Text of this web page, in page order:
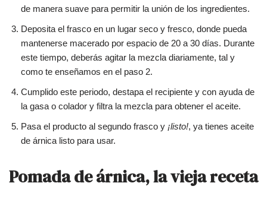
de manera suave para permitir la unión de los ingredientes.
Deposita el frasco en un lugar seco y fresco, donde pueda
mantenerse macerado por espacio de 20 a 30 días. Durante
este tiempo, deberás agitar la mezcla diariamente, tal y
como te enseñamos en el paso 2.
Cumplido este periodo, destapa el recipiente y con ayuda de
la gasa o colador y filtra la mezcla para obtener el aceite.
Pasa el producto al segundo frasco y ¡listo!, ya tienes aceite
de árnica listo para usar.
Pomada de árnica, la vieja receta